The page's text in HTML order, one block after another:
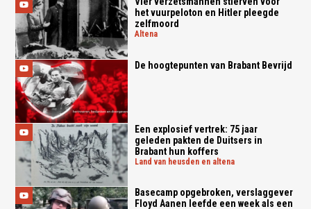
het vuurpeloton en Hitler pleegde
zelfmoord
altena
De hoogtepunten van Brabant Bevrijd
Een explosief vertrek: 75 jaar
geleden pakten de Duitsers in
Brabant hun koffers
land van heusden en altena
Basecamp opgebroken, verslaggever
Floyd Aanen leefde een week als een